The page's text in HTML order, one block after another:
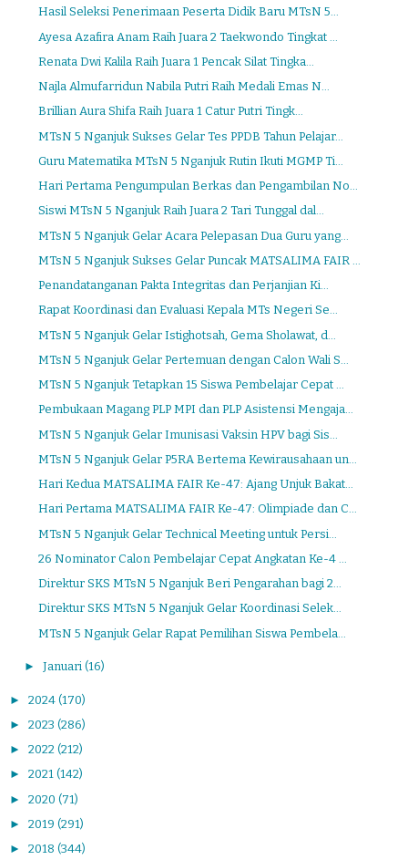
Hasil Seleksi Penerimaan Peserta Didik Baru MTsN 5...
Ayesa Azafira Anam Raih Juara 2 Taekwondo Tingkat ...
Renata Dwi Kalila Raih Juara 1 Pencak Silat Tingka...
Najla Almufarridun Nabila Putri Raih Medali Emas N...
Brillian Aura Shifa Raih Juara 1 Catur Putri Tingk...
MTsN 5 Nganjuk Sukses Gelar Tes PPDB Tahun Pelajar...
Guru Matematika MTsN 5 Nganjuk Rutin Ikuti MGMP Ti...
Hari Pertama Pengumpulan Berkas dan Pengambilan No...
Siswi MTsN 5 Nganjuk Raih Juara 2 Tari Tunggal dal...
MTsN 5 Nganjuk Gelar Acara Pelepasan Dua Guru yang...
MTsN 5 Nganjuk Sukses Gelar Puncak MATSALIMA FAIR ...
Penandatanganan Pakta Integritas dan Perjanjian Ki...
Rapat Koordinasi dan Evaluasi Kepala MTs Negeri Se...
MTsN 5 Nganjuk Gelar Istighotsah, Gema Sholawat, d...
MTsN 5 Nganjuk Gelar Pertemuan dengan Calon Wali S...
MTsN 5 Nganjuk Tetapkan 15 Siswa Pembelajar Cepat ...
Pembukaan Magang PLP MPI dan PLP Asistensi Mengaja...
MTsN 5 Nganjuk Gelar Imunisasi Vaksin HPV bagi Sis...
MTsN 5 Nganjuk Gelar P5RA Bertema Kewirausahaan un...
Hari Kedua MATSALIMA FAIR Ke-47: Ajang Unjuk Bakat...
Hari Pertama MATSALIMA FAIR Ke-47: Olimpiade dan C...
MTsN 5 Nganjuk Gelar Technical Meeting untuk Persi...
26 Nominator Calon Pembelajar Cepat Angkatan Ke-4 ...
Direktur SKS MTsN 5 Nganjuk Beri Pengarahan bagi 2...
Direktur SKS MTsN 5 Nganjuk Gelar Koordinasi Selek...
MTsN 5 Nganjuk Gelar Rapat Pemilihan Siswa Pembela...
► Januari (16)
► 2024 (170)
► 2023 (286)
► 2022 (212)
► 2021 (142)
► 2020 (71)
► 2019 (291)
► 2018 (344)